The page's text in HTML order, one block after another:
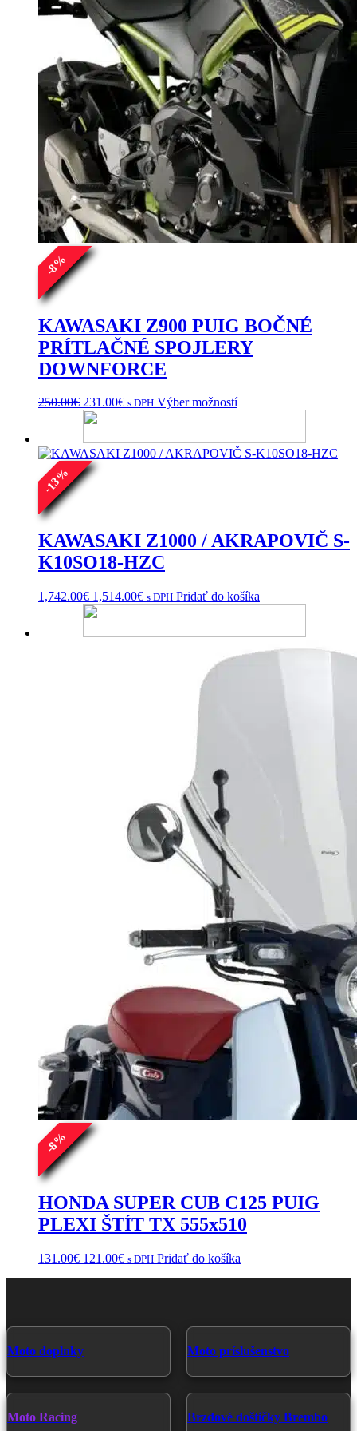
-
8
%
KAWASAKI Z900 PUIG BOČNÉ
PRÍTLAČNÉ SPOJLERY
DOWNFORCE
250.00€ Pôvodná
cena
250.00€.
231.00€Aktuálna
231.00€.
s DPH Výber možnostíTento
viacero
variantov.
na
stránke
-
13
%
KAWASAKI Z1000 / AKRAPOVIČ S-
K10SO18-HZC
1,742.00€ Pôvodná
cena
1,742.00€.
1,514.00€Aktuálna
1,514.00€.
s DPH Pridať do košíka
-
8
%
HONDA SUPER CUB C125 PUIG
PLEXI ŠTÍT TX 555x510
131.00€ Pôvodná
121.00€Aktuálna
s DPH Pridať do košíka
Moto doplnky Moto príslušenstvo
Moto Racing Brzdové doštičky Brembo